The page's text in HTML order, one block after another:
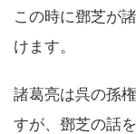
この時に鄧芝が
けます。
諸葛亮は呉の孫
すが、鄧芝の話を